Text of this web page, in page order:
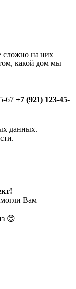
сложно на них
какой дом мы
67 +7 (921) 123-45-
данных.
Вам
😊